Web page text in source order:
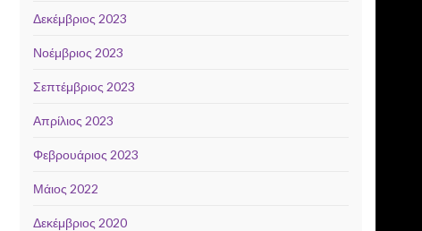
Δεκέμβριος 2023
Νοέμβριος 2023
Σεπτέμβριος 2023
Απρίλιος 2023
Φεβρουάριος 2023
Μάιος 2022
Δεκέμβριος 2020